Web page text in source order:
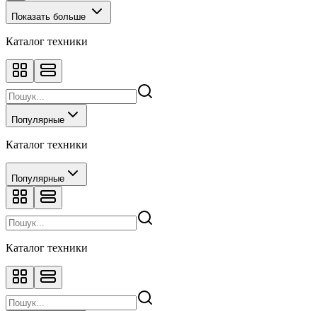
Показать больше
Каталог техники
Популярные
Каталог техники
Популярные
Каталог техники